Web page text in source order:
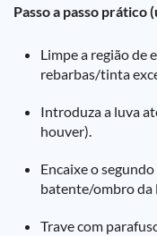
Passo a passo prático
Limpe a região de
rebarbas/tinta
Introduza a luva
houver).
Encaixe o
batente/ombro da
Trave com